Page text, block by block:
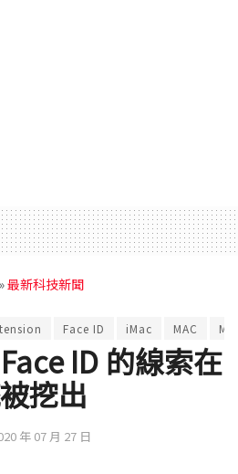
»最新科技新聞
Face ID iMac MAC
ID 的線索在
挖出
年 07 月 27 日